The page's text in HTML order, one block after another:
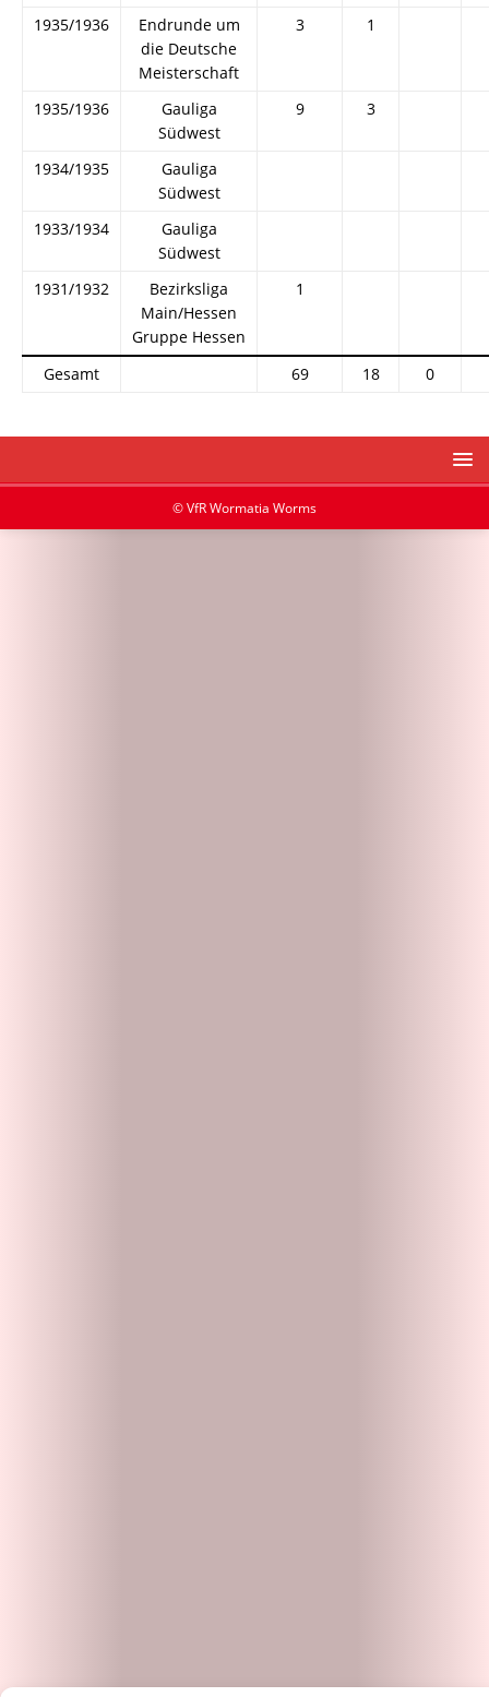
1935/1936
Endrunde um
die Deutsche
Meisterschaft
3 1
1935/1936
Gauliga
Südwest
9 3
1934/1935
Gauliga
Südwest
1933/1934
Gauliga
Südwest
1931/1932
Bezirksliga
Main/Hessen
Gruppe Hessen
1
Gesamt 69 18 0
© VfR Wormatia Worms